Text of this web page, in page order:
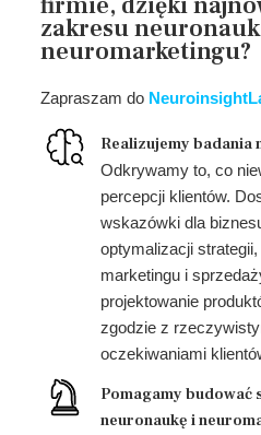
zakresu
neuromarketingu?
Zapraszam do
Realizujemy badania
Odkrywamy to, co
percepcji klientów.
wskazówki dla
optymalizacji
marketingu i
projektowanie
zgodzie z
oczekiwaniami
Pomagamy
neuronaukę i